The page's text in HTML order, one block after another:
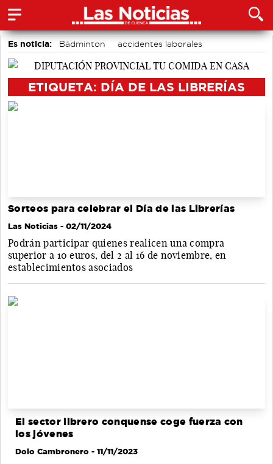
Es noticia: Bádminton
accidentes laborales
Medio Ambiente
MotorETIQUETA: DÍA DE LAS LIBRERÍAS
Sorteos para celebrar el Día de las Librerías
Las Noticias - 02/11/2024
Podrán participar quienes realicen una compra
superior a 10 euros, del 2 al 16 de noviembre, en
establecimientos asociados
El sector librero conquense coge fuerza con
los jóvenes
Dolo Cambronero - 11/11/2023